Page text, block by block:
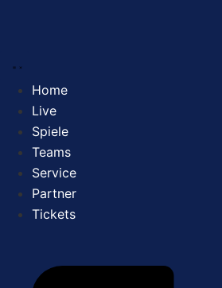
Home
Live
Spiele
Teams
Service
Partner
Tickets